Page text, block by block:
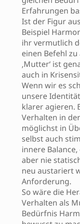
Erfahrungen
Ist der Figur
Beispiel
ihr vermutlich
einen Befehl
‚Mutter‘ ist
auch in
Wenn wir es
unsere
klarer agieren.
Verhalten in
möglichst in
selbst auch
innere
aber nie
neu austariert
Anforderung.
So wäre die
Verhalten als
Bedürfnis